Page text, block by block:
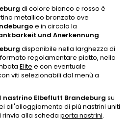
di colore bianco e rosso è
metallico bronzato ove
e in circolo la
und Anerkennung.
disponibile nella larghezza di
regolamentare piatto, nella
Elite e con eventuale
viti selezionabili dal menù a
nastrino Elbeflutt Brandeburg su
all'alloggiamento di più nastrini uniti
rinvia alla scheda porta nastrini.